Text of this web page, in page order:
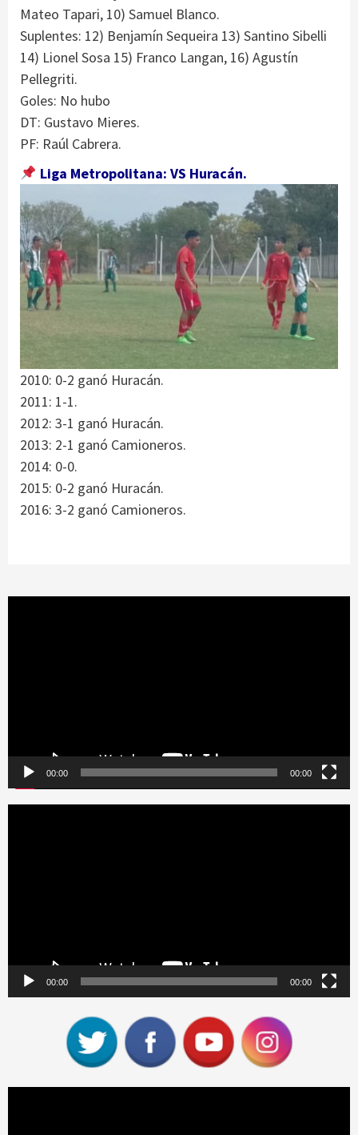
Mateo Tapari, 10) Samuel Blanco.
Suplentes: 12) Benjamín Sequeira 13) Santino Sibelli
14) Lionel Sosa 15) Franco Langan, 16) Agustín
Pellegriti.
Goles: No hubo
DT: Gustavo Mieres.
PF: Raúl Cabrera.
Liga Metropolitana: VS Huracán.
2010: 0-2 ganó Huracán.
2011: 1-1.
2012: 3-1 ganó Huracán.
2013: 2-1 ganó Camioneros.
2014: 0-0.
2015: 0-2 ganó Huracán.
2016: 3-2 ganó Camioneros.
00:00 00:00
00:00 00:00